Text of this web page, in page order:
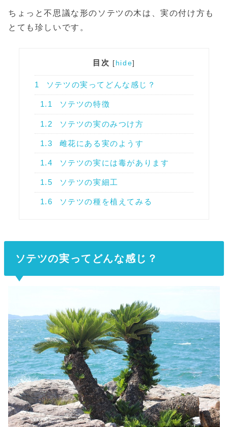
ちょっと不思議な形のソテツの木は、実の付け方も
とても珍しいです。
目次 [ hide]
1 ソテツの実ってどんな感じ？
1.1 ソテツの特徴
1.2 ソテツの実のみつけ方
1.3 雌花にある実のようす
1.4 ソテツの実には毒があります
1.5 ソテツの実細工
1.6 ソテツの種を植えてみる
ソテツの実ってどんな感じ？